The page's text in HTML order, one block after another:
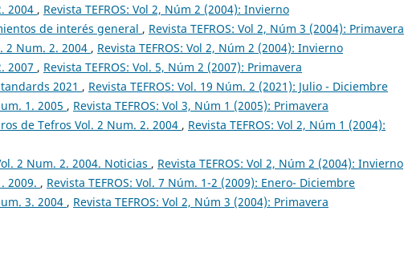
2004 , Revista TEFROS: Vol 2, Núm 2 (2004): Invierno
de interés general , Revista TEFROS: Vol 2, Núm 3 (2004): Primavera
2 Num. 2. 2004 , Revista TEFROS: Vol 2, Núm 2 (2004): Invierno
2007 , Revista TEFROS: Vol. 5, Núm 2 (2007): Primavera
2021 , Revista TEFROS: Vol. 19 Núm. 2 (2021): Julio - Diciembre
1. 2005 , Revista TEFROS: Vol 3, Núm 1 (2005): Primavera
de Tefros Vol. 2 Num. 2. 2004 , Revista TEFROS: Vol 2, Núm 1 (2004):
2 Num. 2. 2004. Noticias , Revista TEFROS: Vol 2, Núm 2 (2004): Invierno
2009. , Revista TEFROS: Vol. 7 Núm. 1-2 (2009): Enero- Diciembre
3. 2004 , Revista TEFROS: Vol 2, Núm 3 (2004): Primavera